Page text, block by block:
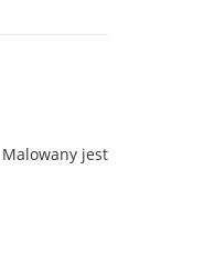
jest